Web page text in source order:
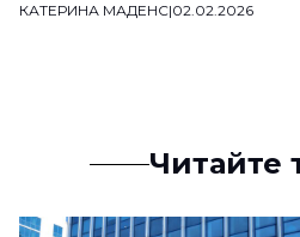
КАТЕРИНА МАДЕНС|02.02.2026
Читайте